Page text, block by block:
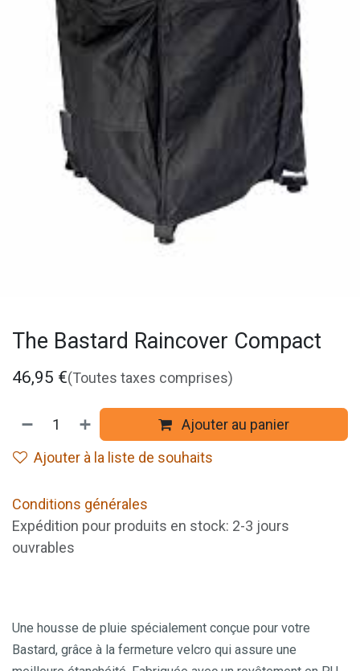
The Bastard Raincover Compact
46,95 €(Toutes taxes comprises)
Ajouter au panier
Ajouter à la liste de souhaits
Conditions générales
Expédition pour produits en stock: 2-3 jours
ouvrables
Une housse de pluie spécialement conçue pour votre
Bastard, grâce à la fermeture velcro qui assure une